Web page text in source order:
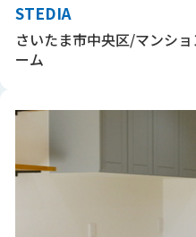
STEDIA
さいたま市中央区/マンシ
ーム